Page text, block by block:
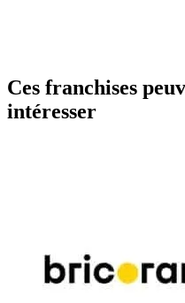
Ces franchises
intéresser